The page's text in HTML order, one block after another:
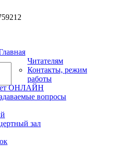
Читателям
Контакты, режим
работы
ОНЛАЙН
вопросы
зал